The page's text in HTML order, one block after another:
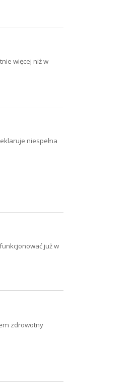
więcej niż w
niespełna
już w
zdrowotny